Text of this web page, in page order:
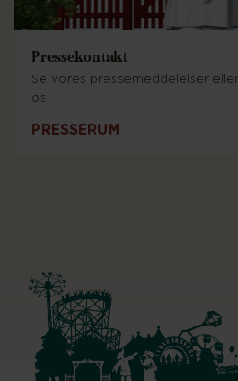
Pressekontakt
Se vores pressemeddelelser
os
PRESSERUM